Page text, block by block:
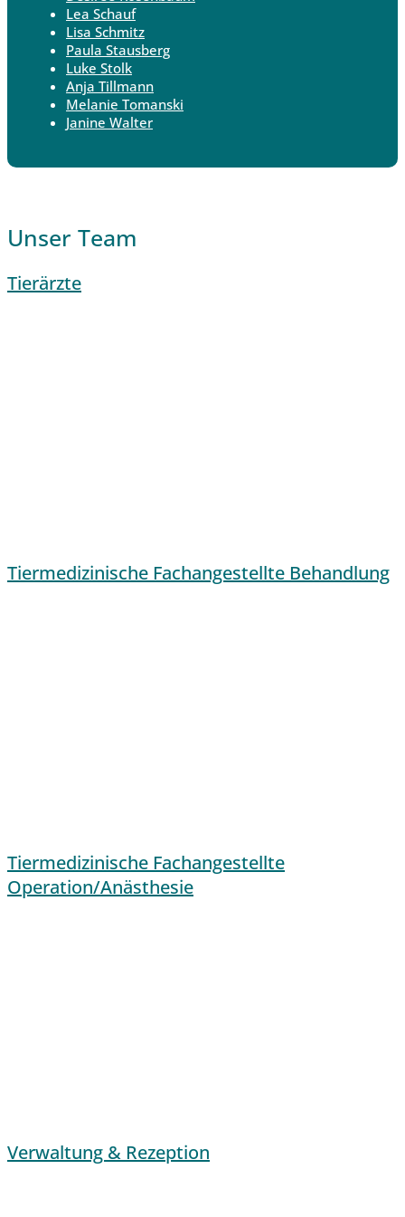
Lea Schauf
Lisa Schmitz
Paula Stausberg
Luke Stolk
Anja Tillmann
Melanie Tomanski
Janine Walter
Unser Team
Tierärzte
Tiermedizinische Fachangestellte Behandlung
Tiermedizinische Fachangestellte
Operation/Anästhesie
Verwaltung & Rezeption